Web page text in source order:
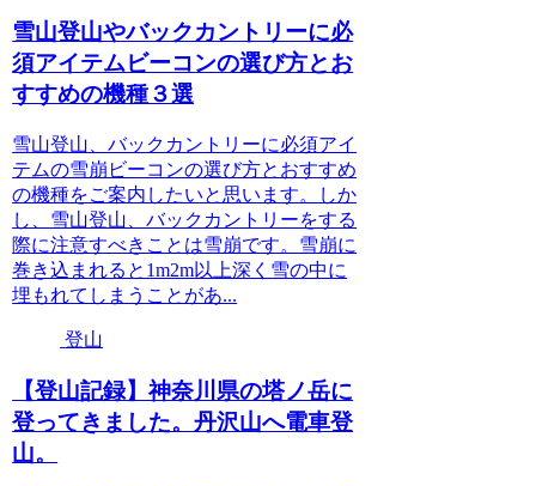
雪山登山やバックカントリーに必
須アイテムビーコンの選び方とお
すすめの機種３選
雪山登山、バックカントリーに必須アイ
テムの雪崩ビーコンの選び方とおすすめ
の機種をご案内したいと思います。しか
し、雪山登山、バックカントリーをする
際に注意すべきことは雪崩です。雪崩に
巻き込まれると1m2m以上深く雪の中に
埋もれてしまうことがあ...
登山
【登山記録】神奈川県の塔ノ岳に
登ってきました。丹沢山へ電車登
山。